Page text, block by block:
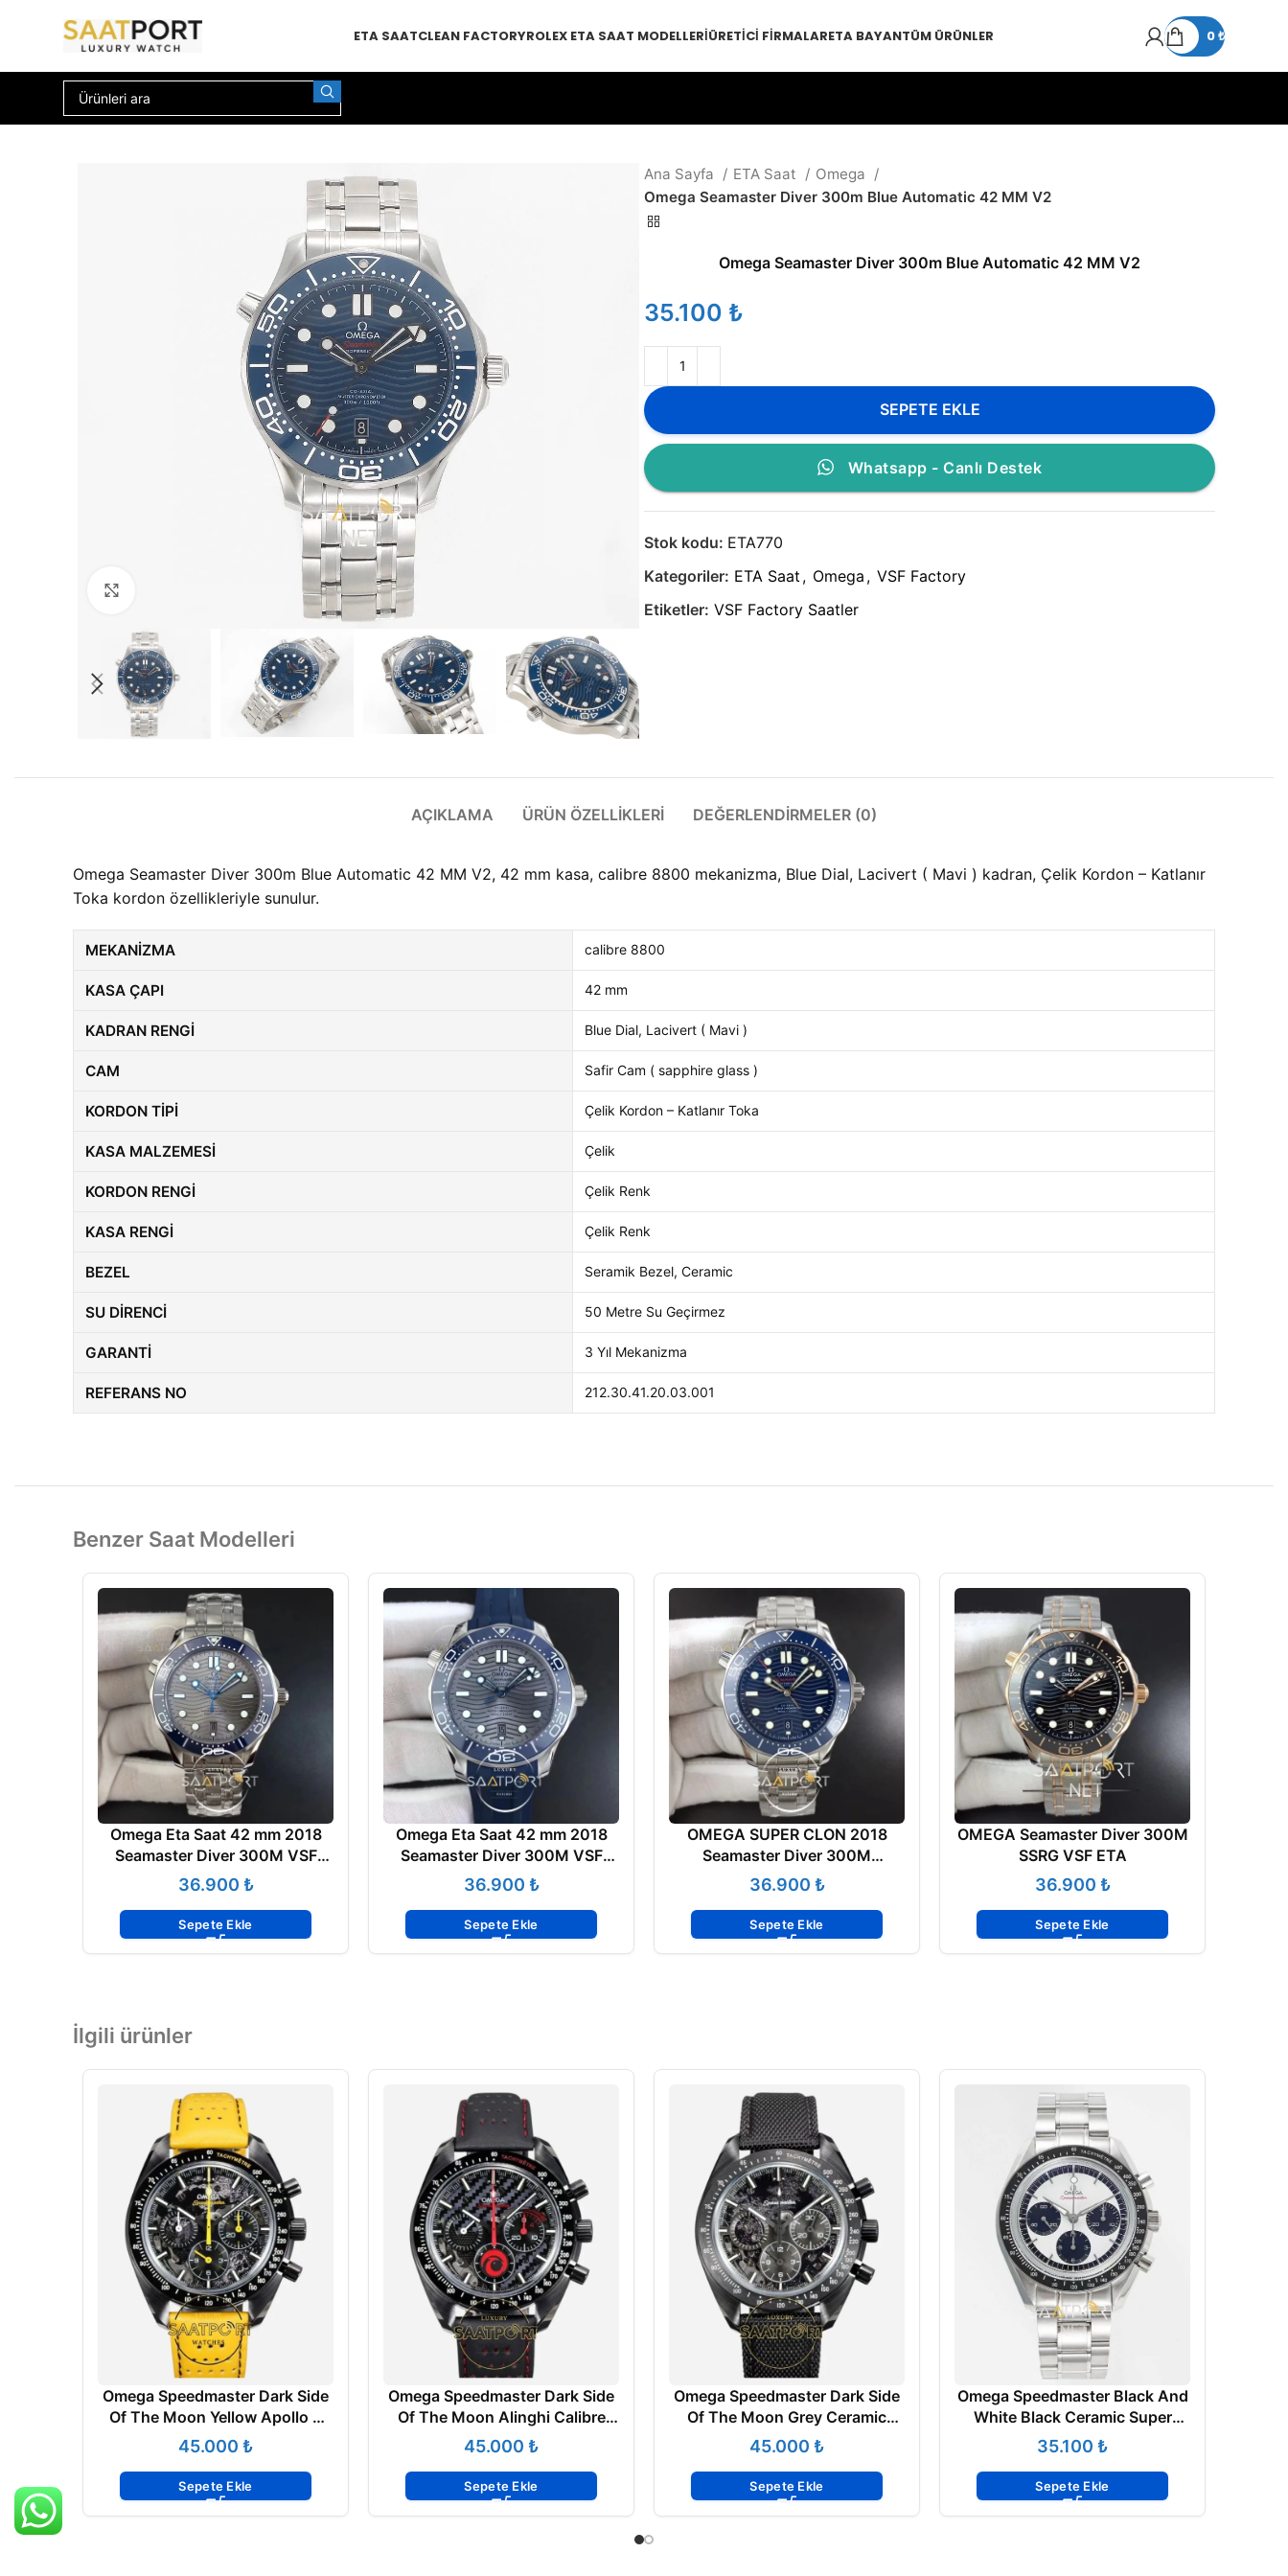
ETA SAATCLEAN FACTORYROLEX ETA SAAT MODELLERIÜRETICI FIRMALARETA BAYANTÜM ÜRÜNLER 0₺
Ana Sayfa ETA Saat
Omega
Omega Seamaster Diver 300m Blue Automatic 42 MM V2
Omega Seamaster Diver 300m Blue Automatic 42 MM V2
₺
SEPETE EKLE
Whatsapp - Canlı Destek
Stok kodu: ETA770
Kategoriler: ETA Saat , Omega , VSF Factory
Etiketler: VSF Factory Saatler
AÇIKLAMA ÜRÜN ÖZELLIKLERI DEĞERLENDIRMELER (0)
Omega Seamaster Diver 300m Blue Automatic 42 MM V2, 42 mm kasa, calibre 8800 mekanizma, Blue Dial, Lacivert ( Mavi ) kadran, Çelik Kordon – Katlanır
Toka kordon özellikleriyle sunulur.
MEKANIZMA calibre 8800
KASA ÇAPI 42 mm
KADRAN RENGI Blue Dial, Lacivert ( Mavi )
CAM Safir Cam ( sapphire glass )
KORDON TIPI Çelik Kordon – Katlanır Toka
KASA MALZEMESI Çelik
KORDON RENGI Çelik Renk
KASA RENGI Çelik Renk
BEZEL Seramik Bezel, Ceramic
SU DIRENCI 50 Metre Su Geçirmez
GARANTI 3 Yıl Mekanizma
REFERANS NO 212.30.41.20.03.001
Benzer Saat Modelleri
Omega Eta Saat 42 mm 2018
Seamaster Diver 300M VSF
Best Edition Blue Ceramic Gray
₺
Sepete Ekle
Omega Eta Saat 42 mm 2018
Seamaster Diver 300M VSF
Blue Ceramic Gray Dial on Blue
₺
Sepete Ekle
OMEGA SUPER CLON 2018
Seamaster Diver 300M
VSFACTORY A8800
₺
Sepete Ekle
OMEGA Seamaster Diver 300M
SSRG VSF ETA
₺
Sepete Ekle
İlgili ürünler
Omega Speedmaster Dark Side
Of The Moon Yellow Apollo 8
Calibre 3869 Super Clone ETA
₺
Sepete Ekle
Omega Speedmaster Dark Side
Of The Moon Alinghi Calibre
1865 Super Clone ETA
₺
Sepete Ekle
Omega Speedmaster Dark Side
Of The Moon Grey Ceramic
Calibre 3869 Super Clone ETA
₺
Sepete Ekle
Omega Speedmaster Black And
White Black Ceramic Super
Clone Eta₺
Sepete Ekle